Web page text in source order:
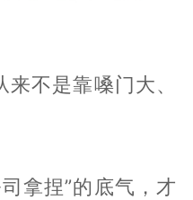
不是靠嗓门大、
拿捏”的底气，才